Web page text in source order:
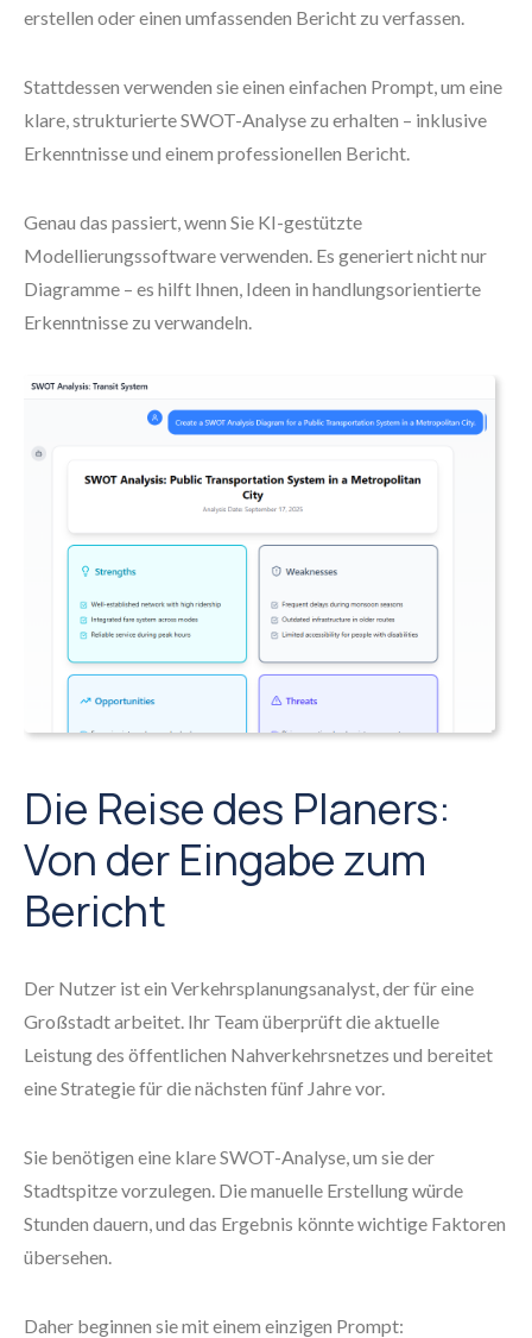
erstellen oder einen umfassenden Bericht zu verfassen.
Stattdessen verwenden sie einen einfachen Prompt, um eine
klare, strukturierte SWOT-Analyse zu erhalten – inklusive
Erkenntnisse und einem professionellen Bericht.
Genau das passiert, wenn Sie KI-gestützte
Modellierungssoftware verwenden. Es generiert nicht nur
Diagramme – es hilft Ihnen, Ideen in handlungsorientierte
Erkenntnisse zu verwandeln.
Die Reise des Planers:
Von der Eingabe zum
Bericht
Der Nutzer ist ein Verkehrsplanungsanalyst, der für eine
Großstadt arbeitet. Ihr Team überprüft die aktuelle
Leistung des öffentlichen Nahverkehrsnetzes und bereitet
eine Strategie für die nächsten fünf Jahre vor.
Sie benötigen eine klare SWOT-Analyse, um sie der
Stadtspitze vorzulegen. Die manuelle Erstellung würde
Stunden dauern, und das Ergebnis könnte wichtige Faktoren
übersehen.
Daher beginnen sie mit einem einzigen Prompt: